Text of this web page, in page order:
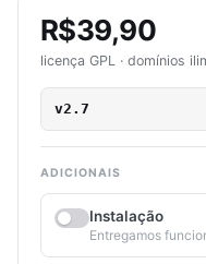
R$39,90
licença GPL · domínios
v2.7
ADICIONAIS
Instalação
Entregamos